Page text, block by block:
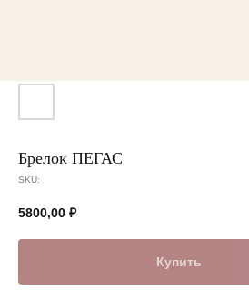
Брелок ПЕГАС
SKU:
5800,00 ₽
Купить